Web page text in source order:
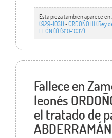
Esta pieza también aparece en ...
(929-1031)•ORDOÑO III (Rey
LEÓN (I) (910-1037)
Fallece en
leonés
el tratado de